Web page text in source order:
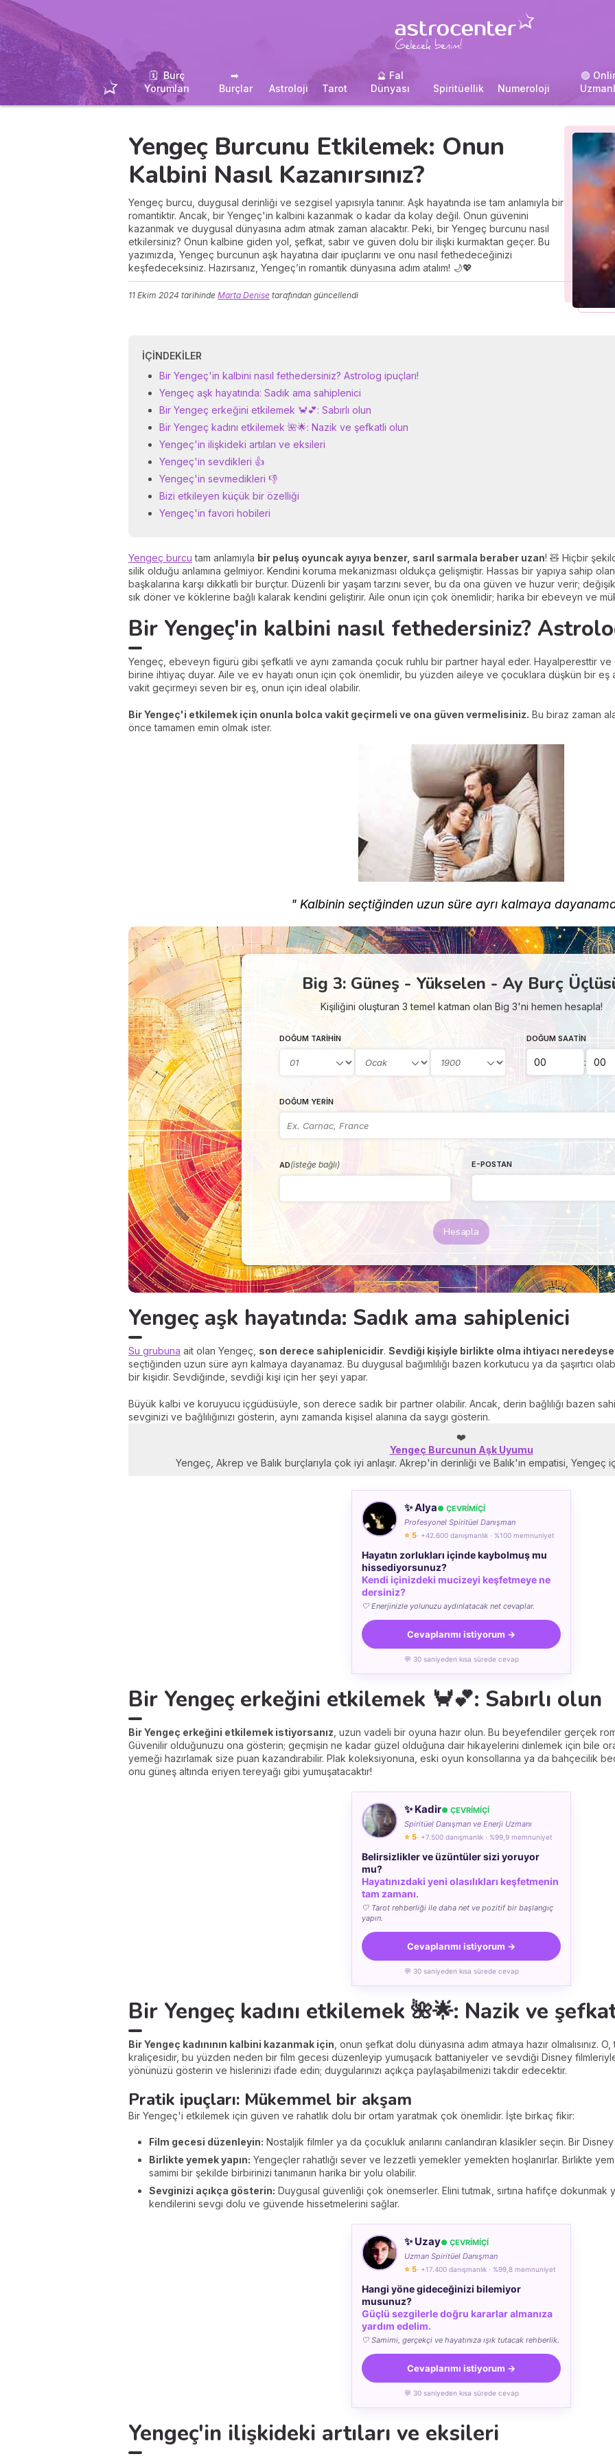
🗓 ️ Burç
Yorumları
➡ ️
Burçlar
Astroloji Tarot
🔮 Fal
Dünyası
Spiritüellik Numeroloji
🟢
Yengeç Burcunu Etkilemek: Onun
Kalbini Nasıl Kazanırsınız?
Yengeç burcu, duygusal derinliği ve sezgisel yapısıyla tanınır. Aşk hayatında ise tam anlamıyla bir
romantiktir. Ancak, bir Yengeç'in kalbini kazanmak o kadar da kolay değil. Onun güvenini
kazanmak ve duygusal dünyasına adım atmak zaman alacaktır. Peki, bir Yengeç burcunu nasıl
etkilersiniz? Onun kalbine giden yol, şefkat, sabır ve güven dolu bir ilişki kurmaktan geçer. Bu
yazımızda, Yengeç burcunun aşk hayatına dair ipuçlarını ve onu nasıl fethedeceğinizi
keşfedeceksiniz. Hazırsanız, Yengeç’in romantik dünyasına adım atalım! 🌙💖
11 Ekim 2024 tarihinde Marta Denise tarafından güncellendi
İÇINDEKILER
Bir Yengeç'in kalbini nasıl fethedersiniz? Astrolog ipuçları!
Yengeç aşk hayatında: Sadık ama sahiplenici
Bir Yengeç erkeğini etkilemek 🦀💕: Sabırlı olun
Bir Yengeç kadını etkilemek 🌺🌟: Nazik ve şefkatli olun
Yengeç'in ilişkideki artıları ve eksileri
Yengeç'in sevdikleri 👍
Yengeç'in sevmedikleri 👎
Bizi etkileyen küçük bir özelliği
Yengeç'in favori hobileri
Yengeç burcu tam anlamıyla bir peluş oyuncak ayıya benzer, sarıl sarmala beraber uzan! 🧸 Hiçbir
silik olduğu anlamına gelmiyor. Kendini koruma mekanizması oldukça gelişmiştir. Hassas bir yapıya sahip
başkalarına karşı dikkatli bir burçtur. Düzenli bir yaşam tarzını sever, bu da ona güven ve huzur verir;
sık döner ve köklerine bağlı kalarak kendini geliştirir. Aile onun için çok önemlidir; harika bir ebeveyn ve
Bir Yengeç'in kalbini nasıl fethedersiniz?
Yengeç, ebeveyn figürü gibi şefkatli ve aynı zamanda çocuk ruhlu bir partner hayal eder. Hayalperesttir
birine ihtiyaç duyar. Aile ve ev hayatı onun için çok önemlidir, bu yüzden aileye ve çocuklara düşkün bir eş
vakit geçirmeyi seven bir eş, onun için ideal olabilir.
Bir Yengeç'i etkilemek için onunla bolca vakit geçirmeli ve ona güven vermelisiniz. Bu biraz zaman
önce tamamen emin olmak ister.
" Kalbinin seçtiğinden uzun süre ayrı kalmaya
Big 3: Güneş - Yükselen - Ay Burç
Kişiliğini oluşturan 3 temel katman olan Big 3'ni hemen hesapla!
DOĞUM TARIHIN DOĞUM SAATIN
:
DOĞUM YERIN
AD(isteğe bağlı) E-POSTAN
Hesapla
Yengeç aşk hayatında: Sadık ama sahiplenici
Su grubuna ait olan Yengeç, son derece sahiplenicidir. Sevdiği kişiyle birlikte olma ihtiyacı
seçtiğinden uzun süre ayrı kalmaya dayanamaz. Bu duygusal bağımlılığı bazen korkutucu ya da şaşırtıcı
bir kişidir. Sevdiğinde, sevdiği kişi için her şeyi yapar.
Büyük kalbi ve koruyucu içgüdüsüyle, son derece sadık bir partner olabilir. Ancak, derin bağlılığı bazen
sevginizi ve bağlılığınızı gösterin, aynı zamanda kişisel alanına da saygı gösterin.
❤️
Yengeç Burcunun Aşk Uyumu
Yengeç, Akrep ve Balık burçlarıyla çok iyi anlaşır. Akrep'in derinliği ve Balık'ın empatisi, Yengeç
✨ Alya● ÇEVRÍMÍÇÍ
Profesyonel Spiritüel Danışman
⭐ 5· +42.600 danışmanlık · %100 memnuniyet
Hayatın zorlukları içinde kaybolmuş mu
hissediyorsunuz?
Kendi içinizdeki mucizeyi keşfetmeye ne
dersiniz?
🤍 Enerjinizle yolunuzu aydınlatacak net cevaplar.
Cevaplarımı istiyorum →
💬 30 saniyeden kısa sürede cevap
Bir Yengeç erkeğini etkilemek 🦀💕: Sabırlı olun
Bir Yengeç erkeğini etkilemek istiyorsanız , uzun vadeli bir oyuna hazır olun. Bu beyefendiler gerçek
Güvenilir olduğunuzu ona gösterin; geçmişin ne kadar güzel olduğuna dair hikayelerini dinlemek için bile
yemeği hazırlamak size puan kazandırabilir. Plak koleksiyonuna, eski oyun konsollarına ya da bahçecilik
onu güneş altında eriyen tereyağı gibi yumuşatacaktır!
✨ Kadir● ÇEVRÍMÍÇÍ
Spiritüel Danışman ve Enerji Uzmanı
⭐ 5· +7.500 danışmanlık · %99,9 memnuniyet
Belirsizlikler ve üzüntüler sizi yoruyor
mu?
Hayatınızdaki yeni olasılıkları keşfetmenin
tam zamanı.
🤍 Tarot rehberliği ile daha net ve pozitif bir başlangıç
yapın.
Cevaplarımı istiyorum →
💬 30 saniyeden kısa sürede cevap
Bir Yengeç kadını etkilemek 🌺🌟: Nazik ve
Bir Yengeç kadınının kalbini kazanmak için , onun şefkat dolu dünyasına adım atmaya hazır olmalısınız.
kraliçesidir, bu yüzden neden bir film gecesi düzenleyip yumuşacık battaniyeler ve sevdiği Disney
yönünüzü gösterin ve hislerinizi ifade edin; duygularınızı açıkça paylaşabilmenizi takdir edecektir.
Pratik ipuçları: Mükemmel bir akşam
Bir Yengeç'i etkilemek için güven ve rahatlık dolu bir ortam yaratmak çok önemlidir. İşte birkaç fikir:
Film gecesi düzenleyin: Nostaljik filmler ya da çocukluk anılarını canlandıran klasikler seçin. Bir Disney
Birlikte yemek yapın: Yengeçler rahatlığı sever ve lezzetli yemekler yemekten hoşlanırlar. Birlikte
samimi bir şekilde birbirinizi tanımanın harika bir yolu olabilir.
Sevginizi açıkça gösterin: Duygusal güvenliği çok önemserler. Elini tutmak, sırtına hafifçe dokunmak
kendilerini sevgi dolu ve güvende hissetmelerini sağlar.
✨ Uzay● ÇEVRÍMÍÇÍ
Uzman Spiritüel Danışman
⭐ 5· +17.400 danışmanlık · %99,8 memnuniyet
Hangi yöne gideceğinizi bilemiyor
musunuz?
Güçlü sezgilerle doğru kararlar almanıza
yardım edelim.
🤍 Samimi, gerçekçi ve hayatınıza ışık tutacak rehberlik.
Cevaplarımı istiyorum →
💬 30 saniyeden kısa sürede cevap
Yengeç'in ilişkideki artıları ve eksileri